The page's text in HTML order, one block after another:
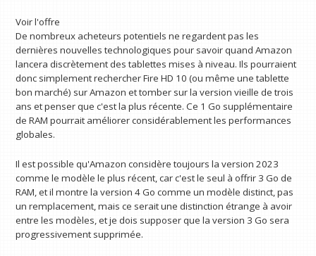
Voir l'offre
De nombreux acheteurs potentiels ne regardent pas les
dernières nouvelles technologiques pour savoir quand Amazon
lancera discrètement des tablettes mises à niveau. Ils pourraient
donc simplement rechercher Fire HD 10 (ou même une tablette
bon marché) sur Amazon et tomber sur la version vieille de trois
ans et penser que c'est la plus récente. Ce 1 Go supplémentaire
de RAM pourrait améliorer considérablement les performances
globales.
Il est possible qu'Amazon considère toujours la version 2023
comme le modèle le plus récent, car c'est le seul à offrir 3 Go de
RAM, et il montre la version 4 Go comme un modèle distinct, pas
un remplacement, mais ce serait une distinction étrange à avoir
entre les modèles, et je dois supposer que la version 3 Go sera
progressivement supprimée.